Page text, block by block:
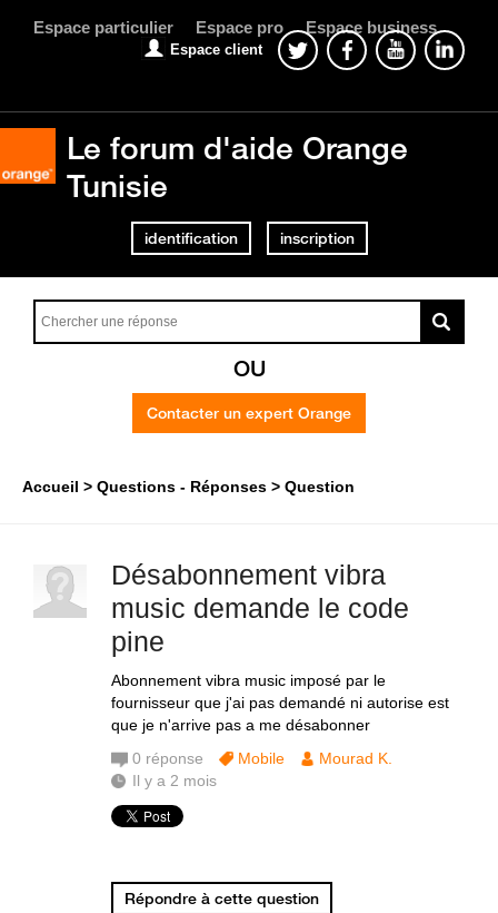
Espace particulier Espace pro Espace business
Espace client
Le forum d'aide Orange
Tunisie
identification inscription
OU
Contacter un expert Orange
Accueil Questions - Réponses Question
Désabonnement vibra
music demande le code
pine
Abonnement vibra music imposé par le
fournisseur que j'ai pas demandé ni autorise est
que je n'arrive pas a me désabonner
0 réponse Mobile
Mourad K.
Il y a 2 mois
Répondre à cette question